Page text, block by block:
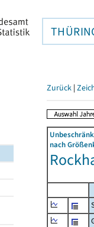
Zurück |
nach